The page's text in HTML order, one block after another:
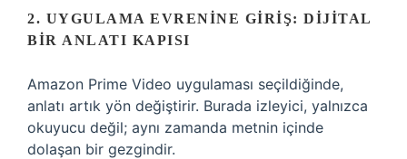
2. UYGULAMA EVRENINE GIRIŞ: DIJITAL
BIR ANLATI KAPISI
Amazon Prime Video uygulaması seçildiğinde,
anlatı artık yön değiştirir. Burada izleyici, yalnızca
okuyucu değil; aynı zamanda metnin içinde
dolaşan bir gezgindir.